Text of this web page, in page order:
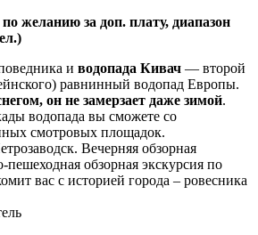
желанию за доп. плату, диапазон
и водопада Кивач — второй
равнинный водопад Европы.
он не замерзает даже зимой.
водопада вы сможете со
смотровых площадок.
Вечерняя обзорная
обзорная экскурсия по
вас с историей города – ровесника